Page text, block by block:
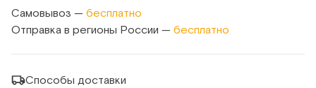
Самовывоз — бесплатно
Отправка в регионы России — бесплатно
Способы доставки